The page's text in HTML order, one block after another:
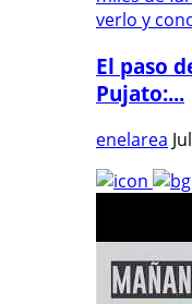
El paso
Pujato:...
enelarea